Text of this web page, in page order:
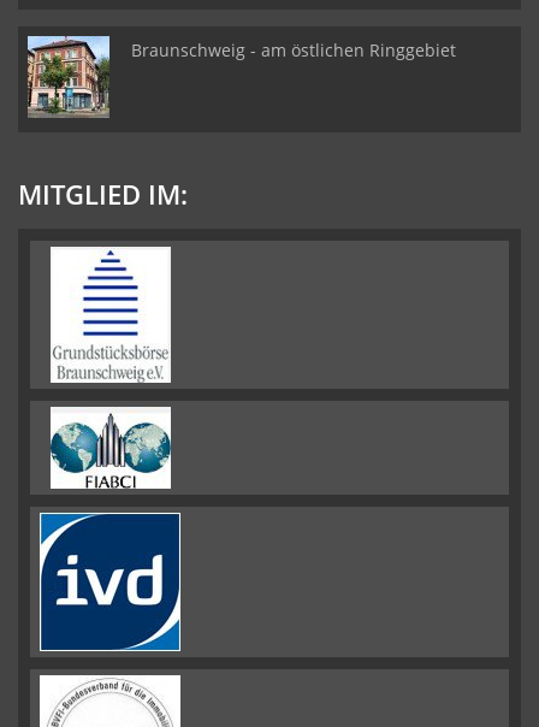
Braunschweig - am östlichen Ringgebiet
MITGLIED IM: